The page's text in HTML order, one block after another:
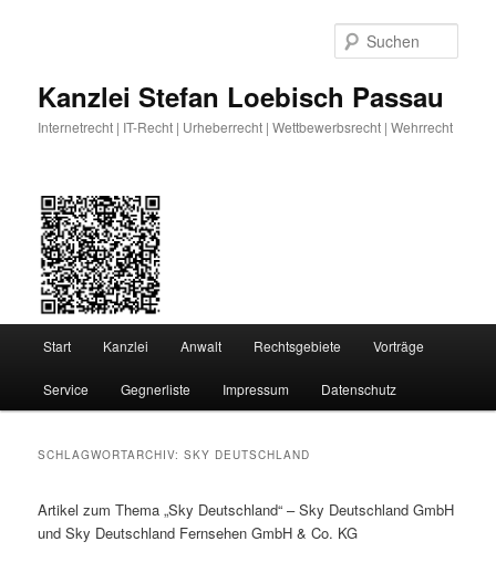
Kanzlei Stefan Loebisch Passau
Internetrecht | IT-Recht | Urheberrecht | Wettbewerbsrecht | Wehrrecht
Start Kanzlei Anwalt Rechtsgebiete Vorträge
Service Gegnerliste Impressum Datenschutz
SCHLAGWORTARCHIV:SKY DEUTSCHLAND
Artikel zum Thema „Sky Deutschland“ – Sky Deutschland GmbH
und Sky Deutschland Fernsehen GmbH & Co. KG